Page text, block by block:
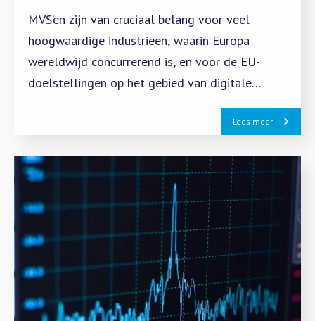
MVS’en zijn van cruciaal belang voor veel
hoogwaardige industrieën, waarin Europa
wereldwijd concurrerend is, en voor de EU-
doelstellingen op het gebied van digitale
transformatie en van energietransitie.
Lees meer